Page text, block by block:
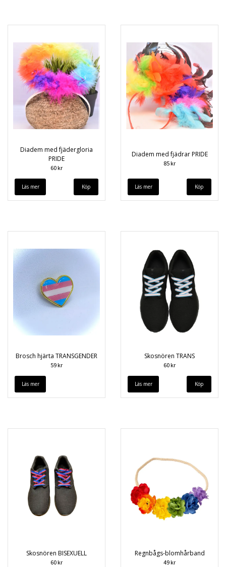
Diadem med fjädergloria
PRIDE
60 kr
Läs mer
Diadem med fjädrar PRIDE
85 kr
Läs mer
Brosch hjärta TRANSGENDER
59 kr
Läs mer
Skosnören TRANS
60 kr
Läs mer
Skosnören BISEXUELL
60 kr
Regnbågs-blomhårband
49 kr